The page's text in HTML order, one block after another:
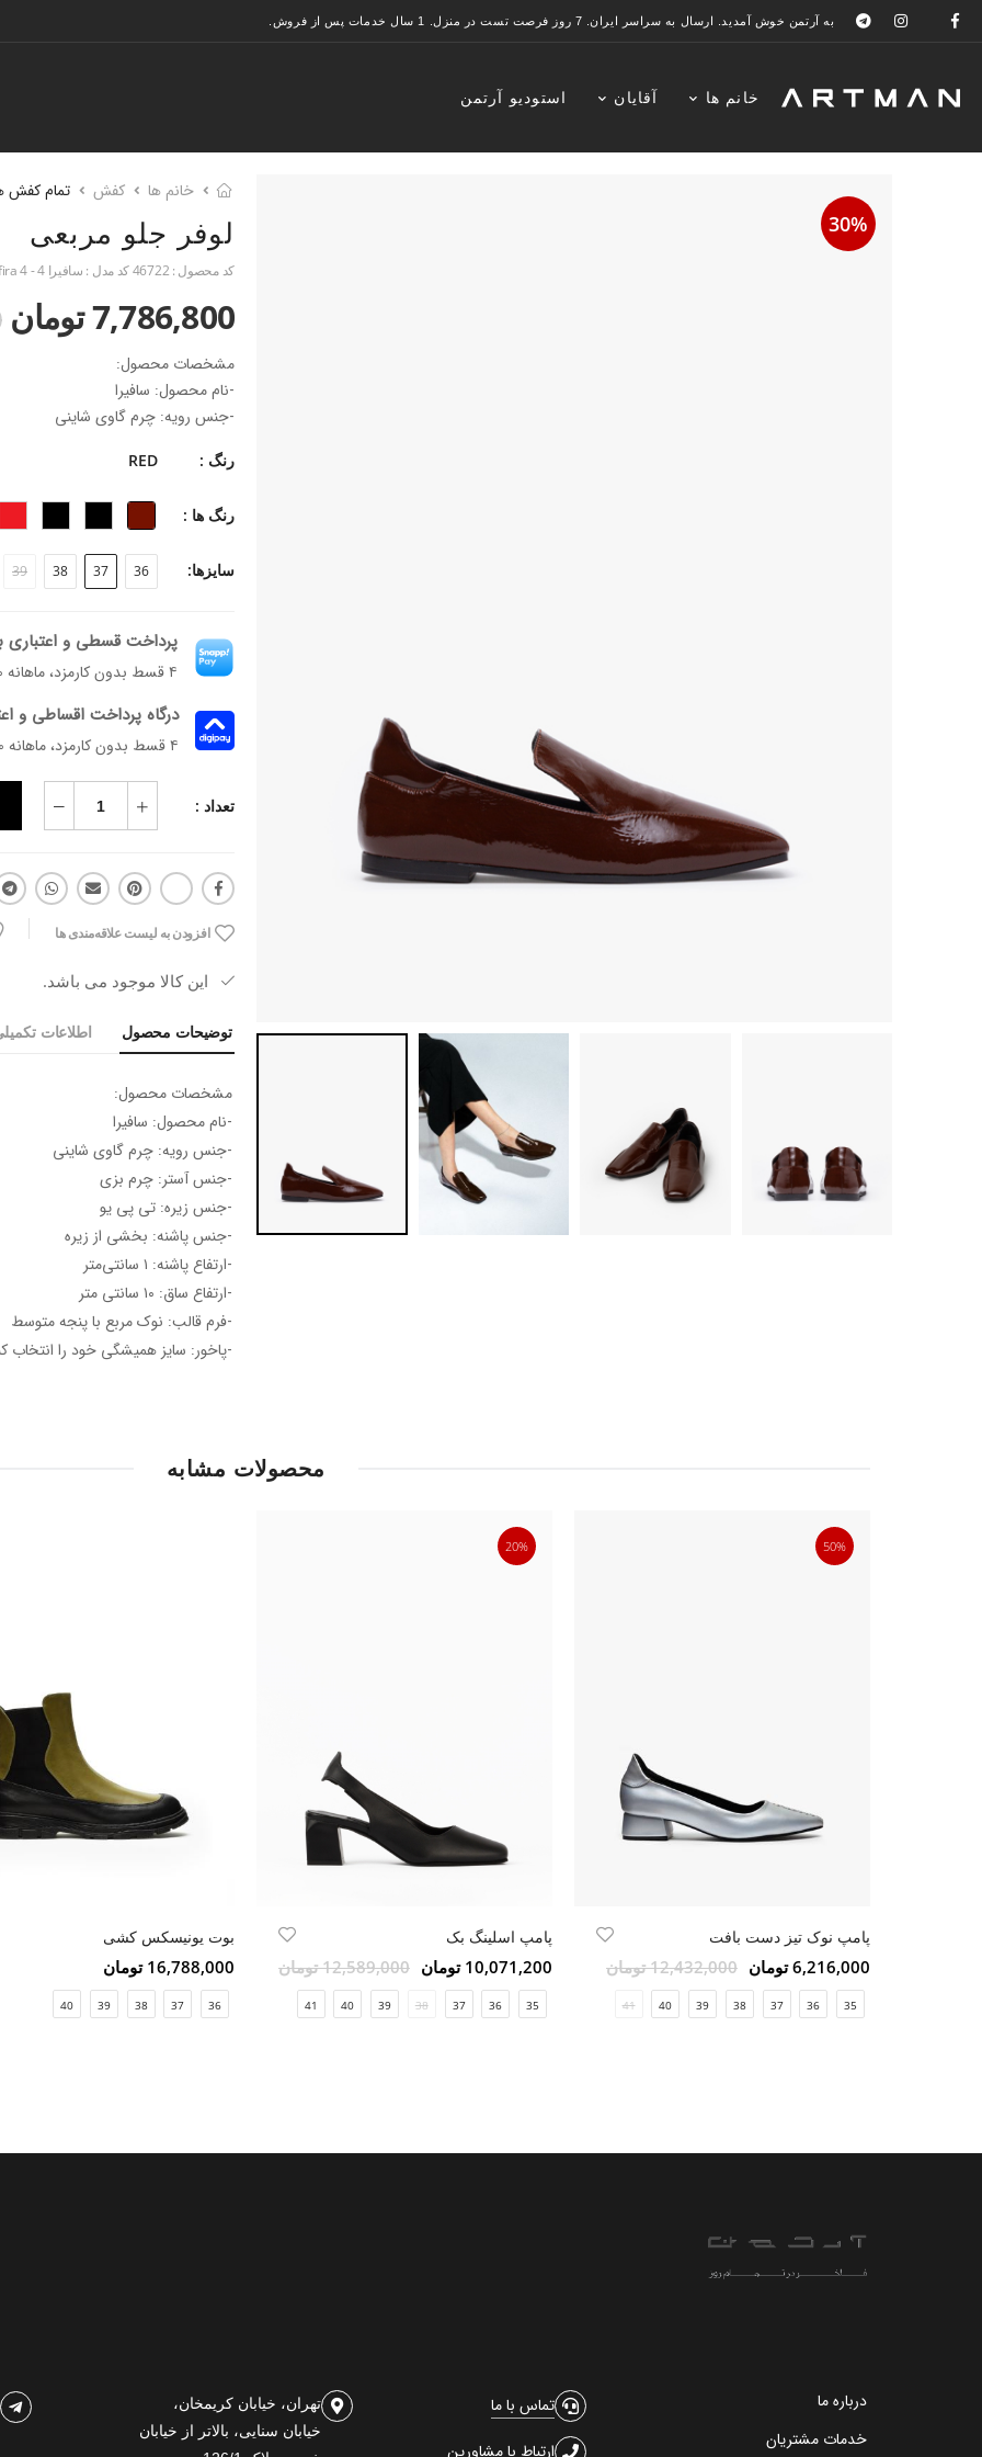
به آرتمن خوش آمدید. ارسال به سراسر ایران. 7 روز فرصت تست در منزل. 1 سال خدمات پس از فروش.
خانم ها آقایان استودیو آرتمن
30%
خانم ها کفش تمام کفش
لوفر جلو مربعی
کد محصول : 46722کد مدل : سافیرا 4 - Saffira 4
7,786,800 تومان
مشخصات محصول:
-نام محصول: سافیرا
-جنس رویه: چرم گاوی شاینی
-جنس زیره: تی پی یو
-جنس پاشنه: بخشی از زیره
-ارتفاع پاشنه: ۱ سانتی‌متر
-فرم قالب: نوک مربع با پنجه متوسط
رنگ : RED
رنگ ها :
سایزها: 36
37
38
39
پرداخت قسطی و اعتباری
۴ قسط بدون کارمزد، ماهانه ۱٬۹۴۶٬۷۰۰ تومان
درگاه پرداخت اقساطی و
۴ قسط بدون کارمزد، ماهانه 1,946,700 تومان
تعداد :
افزودن به لیست علاقه‌مندی ها
این کالا موجود می باشد.
توضیحات محصول اطلاعات
مشخصات محصول:
-نام محصول: سافیرا
-جنس رویه: چرم گاوی شاینی
-جنس آستر: چرم بزی
-جنس زیره: تی پی یو
-جنس پاشنه: بخشی از زیره
-ارتفاع پاشنه: ۱ سانتی‌متر
-ارتفاع ساق: ۱۰ سانتی متر
-فرم قالب: نوک مربع با پنجه متوسط
-پاخور: سایز همیشگی خود را انتخاب
محصولات مشابه
50%
پامپ نوک تیز دست‌ بافت
6,216,000 تومان 12,432,000 تومان
35
36
37
38
39
40
41
20%
پامپ اسلینگ بک
10,071,200 تومان 12,589,000 تومان
35
36
37
38
39
40
41
بوت یونیسکس کشی
16,788,000 تومان
36
37
38
39
40
درباره ما
خدمات مشتریان
تماس با ما
ارتباط با مشاورین
تهران، خیابان کریمخان،
خیابان سنایی، بالاتر از خیابان